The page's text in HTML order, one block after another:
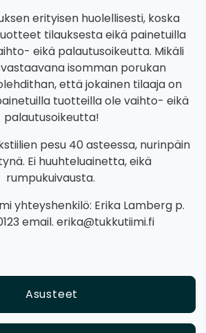
erityisen huolellisesti, koska
tilauksesta eikä painetuilla
eikä palautusoikeutta. Mikäli
isomman porukan
että jokainen tilaaja on
tuotteilla ole vaihto- eikä
palautusoikeutta!
pesu 40 asteessa, nurinpäin
Ei huuhteluainetta, eikä
rumpukuivausta.
yhteyshenkilö: Erika Lamberg p.
email. erika@tukkutiimi.fi
Asusteet